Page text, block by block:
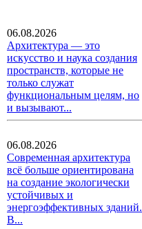
06.08.2026
Архитектура — это
искусство и наука создания
пространств, которые не
только служат
функциональным целям, но
и вызывают...
06.08.2026
Современная архитектура
всё больше ориентирована
на создание экологически
устойчивых и
энергоэффективных зданий.
В...